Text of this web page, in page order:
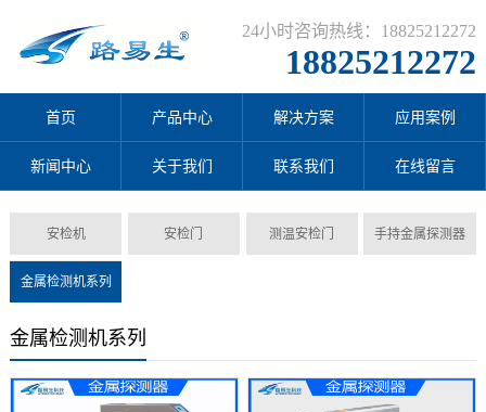
24小时咨询热线：18825212272
18825212272
首页 产品中心 解决方案 应用案例
新闻中心 关于我们 联系我们 在线留言
安检机 安检门 测温安检门 手持金属探测器
金属检测机系列
金属检测机系列